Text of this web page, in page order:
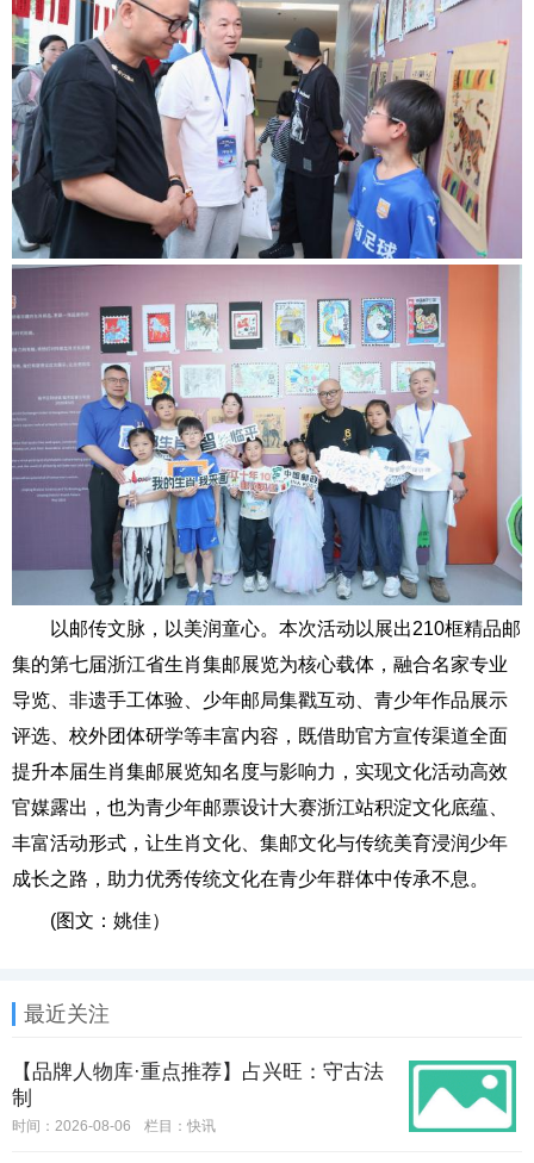
以邮传文脉，以美润童心。本次活动以展出210框精品邮
集的第七届浙江省生肖集邮展览为核心载体，融合名家专业
导览、非遗手工体验、少年邮局集戳互动、青少年作品展示
评选、校外团体研学等丰富内容，既借助官方宣传渠道全面
提升本届生肖集邮展览知名度与影响力，实现文化活动高效
官媒露出，也为青少年邮票设计大赛浙江站积淀文化底蕴、
丰富活动形式，让生肖文化、集邮文化与传统美育浸润少年
成长之路，助力优秀传统文化在青少年群体中传承不息。
(图文：姚佳）
最近关注
【品牌人物库·重点推荐】占兴旺：守古法
制
时间：2026-08-06 栏目： 快讯